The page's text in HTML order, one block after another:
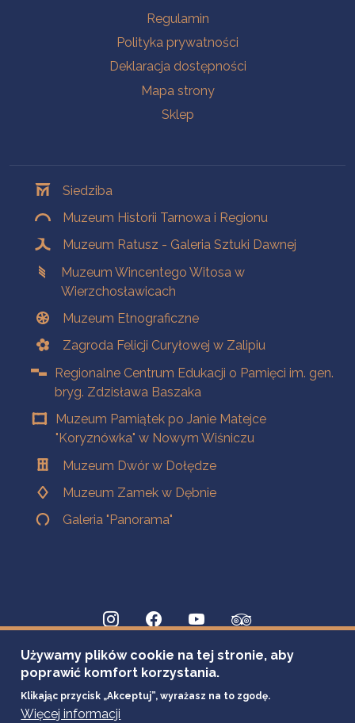
Regulamin
Polityka prywatności
Deklaracja dostępności
Mapa strony
Sklep
Siedziba
Muzeum Historii Tarnowa i Regionu
Muzeum Ratusz - Galeria Sztuki Dawnej
Muzeum Wincentego Witosa w
Wierzchosławicach
Muzeum Etnograficzne
Zagroda Felicji Curyłowej w Zalipiu
Regionalne Centrum Edukacji o Pamięci im. gen.
bryg. Zdzisława Baszaka
Muzeum Pamiątek po Janie Matejce
"Koryznówka" w Nowym Wiśniczu
Muzeum Dwór w Dołędze
Muzeum Zamek w Dębnie
Galeria "Panorama"
Używamy plików cookie na tej stronie, aby
poprawić komfort korzystania.
Klikając przycisk „Akceptuj”, wyrażasz na to zgodę.
Więcej informacji